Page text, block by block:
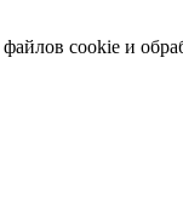
cookie и